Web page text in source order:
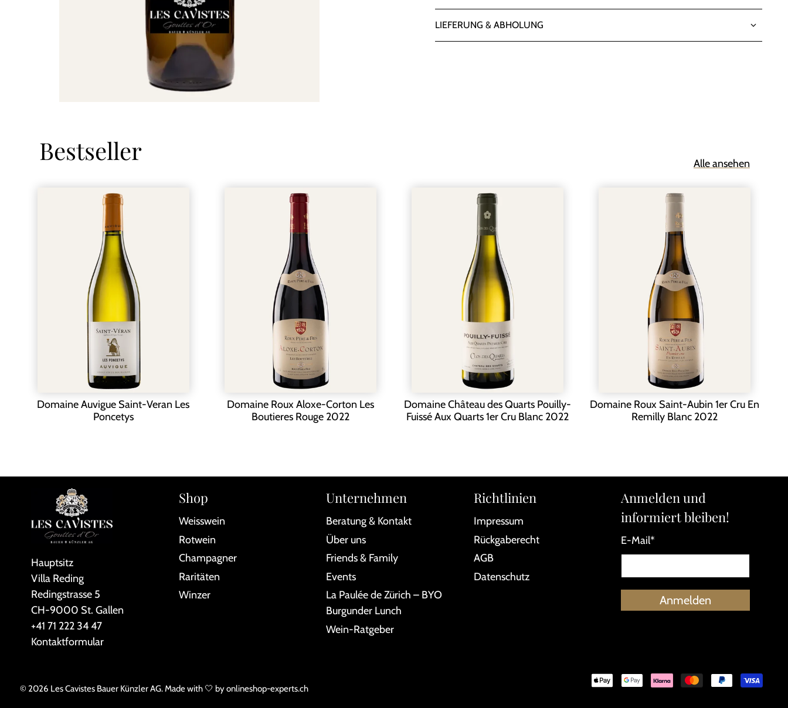
LIEFERUNG & ABHOLUNG
Bestseller Alle ansehen
Domaine Auvigue Saint-Veran Les
Poncetys
Domaine Roux Aloxe-Corton Les
Boutieres Rouge 2022
Domaine Château des Quarts Pouilly-
Fuissé Aux Quarts 1er Cru Blanc 2022
Domaine Roux Saint-Aubin 1er Cru En
Remilly Blanc 2022
Hauptsitz
Villa Reding
Redingstrasse 5
CH-9000 St. Gallen
+41 71 222 34 47
Kontaktformular
Shop
Weisswein
Rotwein
Champagner
Raritäten
Winzer
Unternehmen
Beratung & Kontakt
Über uns
Friends & Family
Events
La Paulée de Zürich – BYO
Burgunder Lunch
Wein-Ratgeber
Richtlinien
Impressum
Rückgaberecht
AGB
Datenschutz
Anmelden und
informiert bleiben!
E-Mail*
Anmelden
© 2026 Les Cavistes Bauer Künzler AG.Made with 🤍 byonlineshop-experts.ch